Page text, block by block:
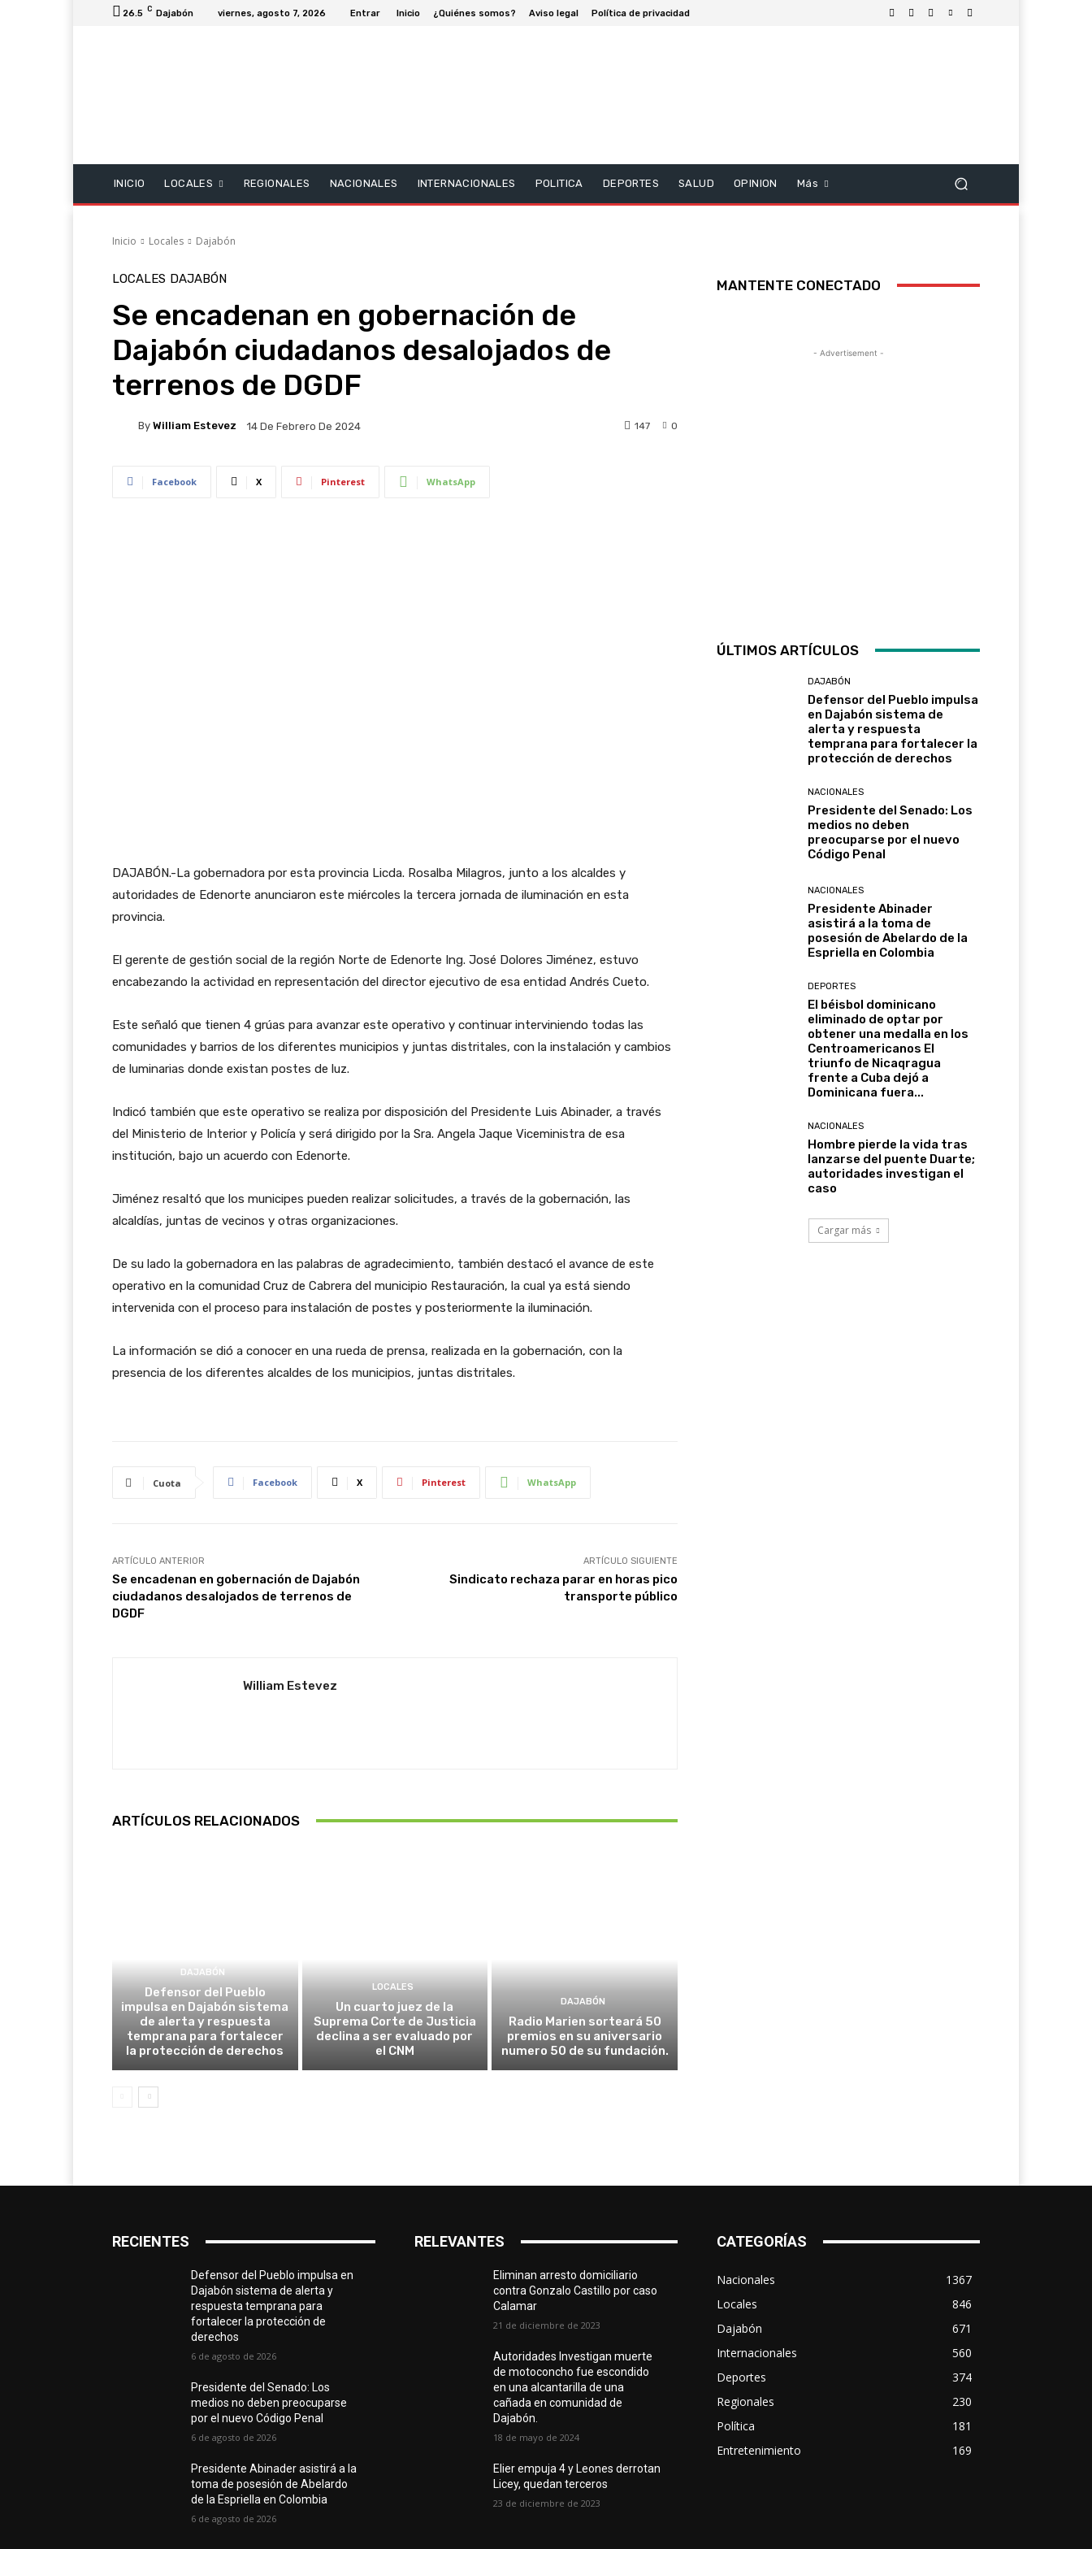
26.5 C Dajabón viernes, agosto 7, 2026 Entrar Inicio ¿Quiénes somos? Aviso legal Política de privacidad
INICIO LOCALES REGIONALES NACIONALES INTERNACIONALES POLITICA DEPORTES SALUD OPINION Más
Inicio Locales Dajabón
LOCALES DAJABÓN
Se encadenan en gobernación de
Dajabón ciudadanos desalojados de
terrenos de DGDF
By William Estevez 14 De Febrero De 2024 0
147
Facebook X Pinterest WhatsApp
DAJABÓN.-La gobernadora por esta provincia Licda. Rosalba Milagros, junto a los alcaldes y
autoridades de Edenorte anunciaron este miércoles la tercera jornada de iluminación en esta
provincia.
El gerente de gestión social de la región Norte de Edenorte Ing. José Dolores Jiménez, estuvo
encabezando la actividad en representación del director ejecutivo de esa entidad Andrés Cueto.
Este señaló que tienen 4 grúas para avanzar este operativo y continuar interviniendo todas las
comunidades y barrios de los diferentes municipios y juntas distritales, con la instalación y cambios
de luminarias donde existan postes de luz.
Indicó también que este operativo se realiza por disposición del Presidente Luis Abinader, a través
del Ministerio de Interior y Policía y será dirigido por la Sra. Angela Jaque Viceministra de esa
institución, bajo un acuerdo con Edenorte.
Jiménez resaltó que los municipes pueden realizar solicitudes, a través de la gobernación, las
alcaldías, juntas de vecinos y otras organizaciones.
De su lado la gobernadora en las palabras de agradecimiento, también destacó el avance de este
operativo en la comunidad Cruz de Cabrera del municipio Restauración, la cual ya está siendo
intervenida con el proceso para instalación de postes y posteriormente la iluminación.
La información se dió a conocer en una rueda de prensa, realizada en la gobernación, con la
presencia de los diferentes alcaldes de los municipios, juntas distritales.
Cuota Facebook X Pinterest WhatsApp
ARTÍCULO ANTERIOR
Se encadenan en gobernación de Dajabón
ciudadanos desalojados de terrenos de
DGDF
ARTÍCULO SIGUIENTE
Sindicato rechaza parar en horas pico
transporte público
William Estevez
ARTÍCULOS RELACIONADOS
DAJABÓN
Defensor del Pueblo
impulsa en Dajabón sistema
de alerta y respuesta
temprana para fortalecer
la protección de derechos
LOCALES
Un cuarto juez de la
Suprema Corte de Justicia
declina a ser evaluado por
el CNM
DAJABÓN
Radio Marien sorteará 50
premios en su aniversario
numero 50 de su fundación.
MANTENTE CONECTADO
- Advertisement -
ÚLTIMOS ARTÍCULOS
DAJABÓN
Defensor del Pueblo impulsa
en Dajabón sistema de
alerta y respuesta
temprana para fortalecer la
protección de derechos
NACIONALES
Presidente del Senado: Los
medios no deben
preocuparse por el nuevo
Código Penal
NACIONALES
Presidente Abinader
asistirá a la toma de
posesión de Abelardo de la
Espriella en Colombia
DEPORTES
El béisbol dominicano
eliminado de optar por
obtener una medalla en los
Centroamericanos El
triunfo de Nicaqragua
frente a Cuba dejó a
Dominicana fuera...
NACIONALES
Hombre pierde la vida tras
lanzarse del puente Duarte;
autoridades investigan el
caso
Cargar más
RECIENTES
Defensor del Pueblo impulsa en
Dajabón sistema de alerta y
respuesta temprana para
fortalecer la protección de
derechos
6 de agosto de 2026
Presidente del Senado: Los
medios no deben preocuparse
por el nuevo Código Penal
6 de agosto de 2026
Presidente Abinader asistirá a la
toma de posesión de Abelardo
de la Espriella en Colombia
6 de agosto de 2026
RELEVANTES
Eliminan arresto domiciliario
contra Gonzalo Castillo por caso
Calamar
21 de diciembre de 2023
Autoridades Investigan muerte
de motoconcho fue escondido
en una alcantarilla de una
cañada en comunidad de
Dajabón.
18 de mayo de 2024
Elier empuja 4 y Leones derrotan
Licey, quedan terceros
23 de diciembre de 2023
CATEGORÍAS
Nacionales
1367
Locales
846
Dajabón
671
Internacionales
560
Deportes
374
Regionales
230
Política
181
Entretenimiento
169